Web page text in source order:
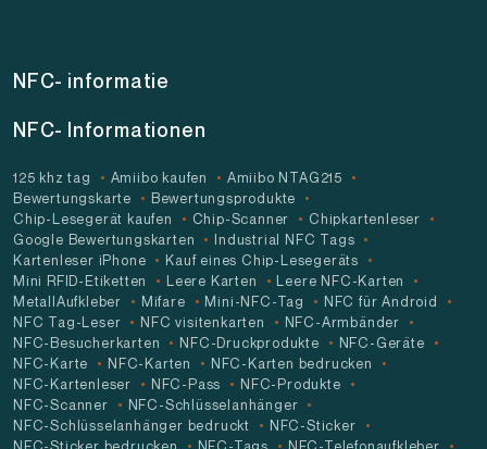
NFC- informatie
NFC- Informationen
125 khz tag Amiibo kaufen
Amiibo NTAG215
Bewertungskarte
Bewertungsprodukte
Chip-Lesegerät kaufen
Chip-Scanner
Chipkartenleser
Google Bewertungskarten
Industrial NFC Tags
Kartenleser iPhone
Kauf eines Chip-Lesegeräts
Mini RFID-Etiketten
Leere Karten
Leere NFC-Karten
MetallAufkleber
Mifare Mini-NFC-Tag
NFC für Android
NFC Tag-Leser
NFC visitenkarten
NFC-Armbänder
NFC-Besucherkarten
NFC-Druckprodukte
NFC-Geräte
NFC-Karte
NFC-Karten
NFC-Karten bedrucken
NFC-Kartenleser
NFC-Pass
NFC-Produkte
NFC-Scanner
NFC-Schlüsselanhänger
NFC-Schlüsselanhänger bedruckt
NFC-Sticker